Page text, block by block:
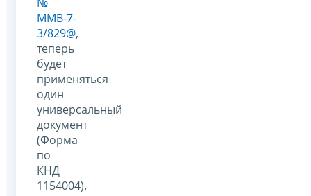
ММВ-7-
3/829@,
теперь
будет
применяться
один
универсальный
документ
(Форма
по
КНД
1154004).